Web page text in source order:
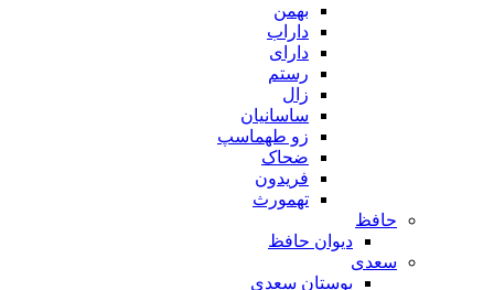
بهمن
داراب
دارای
رستم
زال
ساسانیان
زو طهماسپ‏
ضحاک
فریدون
تهمورث
حافظ
دیوان حافظ
سعدی
بوستان سعدی